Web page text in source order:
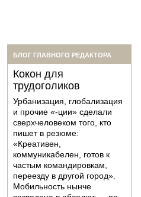
БЛОГ ГЛАВНОГО РЕДАКТОРА
Кокон для
трудоголиков
Урбанизация, глобализация
и прочие «-ции» сделали
сверxчеловеком того, кто
пишет в резюме:
«Креативен,
коммуникабелен, готов к
частым командировкам,
переезду в другой город».
Мобильность нынче